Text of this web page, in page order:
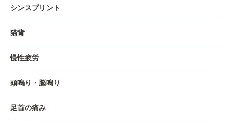
シンスプリント
猫背
慢性疲労
頭鳴り・脳鳴り
足首の痛み